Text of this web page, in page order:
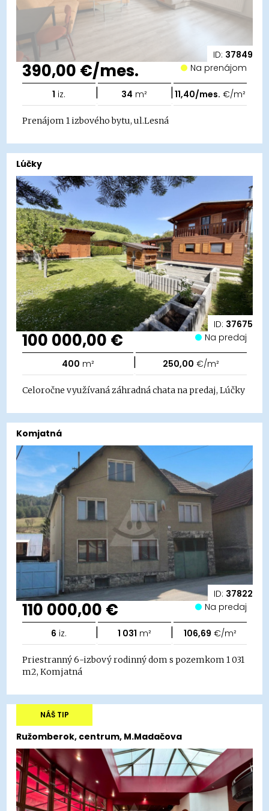
ID: 37849
390,00 €/mes. Na prenájom
1 iz. | 34 m² | 11,40/mes. €/m²
Prenájom 1 izbového bytu, ul.Lesná
ID: 37675
Lúčky
100 000,00 € Na predaj
400 m² | 250,00 €/m²
Celoročne využívaná záhradná chata na predaj, Lúčky
ID: 37822
Komjatná
110 000,00 € Na predaj
6 iz. | 1 031 m² | 106,69 €/m²
Priestranný 6-izbový rodinný dom s pozemkom 1 031
m2, Komjatná
Ružomberok, centrum, M.Madačova
NÁŠ TIP